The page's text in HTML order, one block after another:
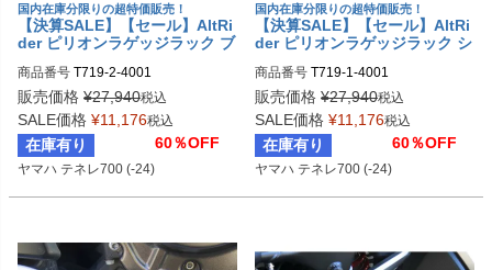
国内在庫分限りの超特価販売！
【決算SALE】【セール】AltRi
der ピリオンラゲッジラック ブ
AHA テネレ700
商品番号 T719-2-4001
販売価格 ¥27,940税込
SALE価格 ¥11,176税込
在庫有り 60％OFF
ヤマハ テネレ700 (-24)
国内在庫分限りの超特価販売！
【決算SALE】【セール】AltRi
der ピリオンラゲッジラック シ
AHA テネレ700
商品番号 T719-1-4001
販売価格 ¥27,940税込
SALE価格 ¥11,176税込
在庫有り 60％OFF
ヤマハ テネレ700 (-24)